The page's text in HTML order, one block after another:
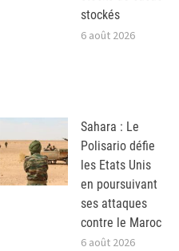
stockés
6 août 2026
Sahara : Le
Polisario défie
les Etats Unis
en poursuivant
ses attaques
contre le Maroc
6 août 2026